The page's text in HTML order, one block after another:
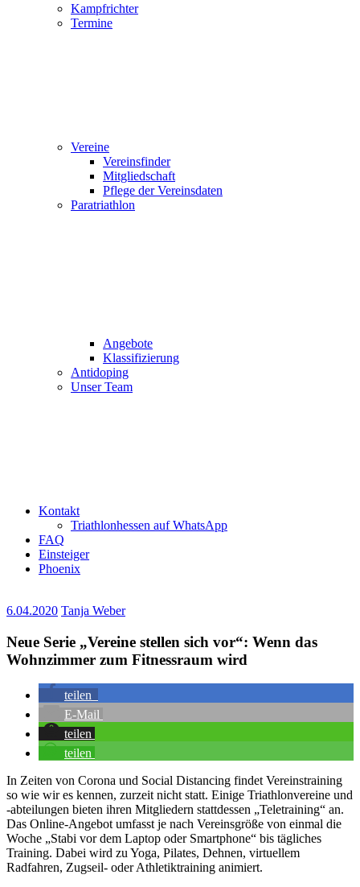
Kampfrichter
Termine
Vereine
Vereinsfinder
Mitgliedschaft
Pflege der Vereinsdaten
Paratriathlon
Angebote
Klassifizierung
Antidoping
Unser Team
Kontakt
Triathlonhessen auf WhatsApp
FAQ
Einsteiger
Phoenix
6.04.2020 Tanja Weber
Neue Serie „Vereine stellen sich vor“: Wenn das
Wohnzimmer zum Fitnessraum wird
teilen
E-Mail
teilen
teilen
In Zeiten von Corona und Social Distancing findet Vereinstraining
so wie wir es kennen, zurzeit nicht statt. Einige Triathlonvereine und
-abteilungen bieten ihren Mitgliedern stattdessen „Teletraining“ an.
Das Online-Angebot umfasst je nach Vereinsgröße von einmal die
Woche „Stabi vor dem Laptop oder Smartphone“ bis tägliches
Training. Dabei wird zu Yoga, Pilates, Dehnen, virtuellem
Radfahren, Zugseil- oder Athletiktraining animiert.